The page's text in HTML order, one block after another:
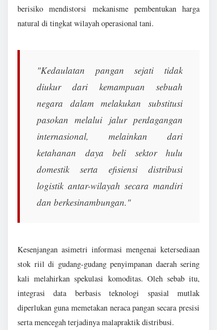
berisiko mendistorsi mekanisme pembentukan harga
natural di tingkat wilayah operasional tani.
"Kedaulatan pangan sejati tidak
diukur dari kemampuan sebuah
negara dalam melakukan substitusi
pasokan melalui jalur perdagangan
internasional, melainkan dari
ketahanan daya beli sektor hulu
domestik serta efisiensi distribusi
logistik antar-wilayah secara mandiri
dan berkesinambungan."
Kesenjangan asimetri informasi mengenai ketersediaan
stok riil di gudang-gudang penyimpanan daerah sering
kali melahirkan spekulasi komoditas. Oleh sebab itu,
integrasi data berbasis teknologi spasial mutlak
diperlukan guna memetakan neraca pangan secara presisi
serta mencegah terjadinya malapraktik distribusi.